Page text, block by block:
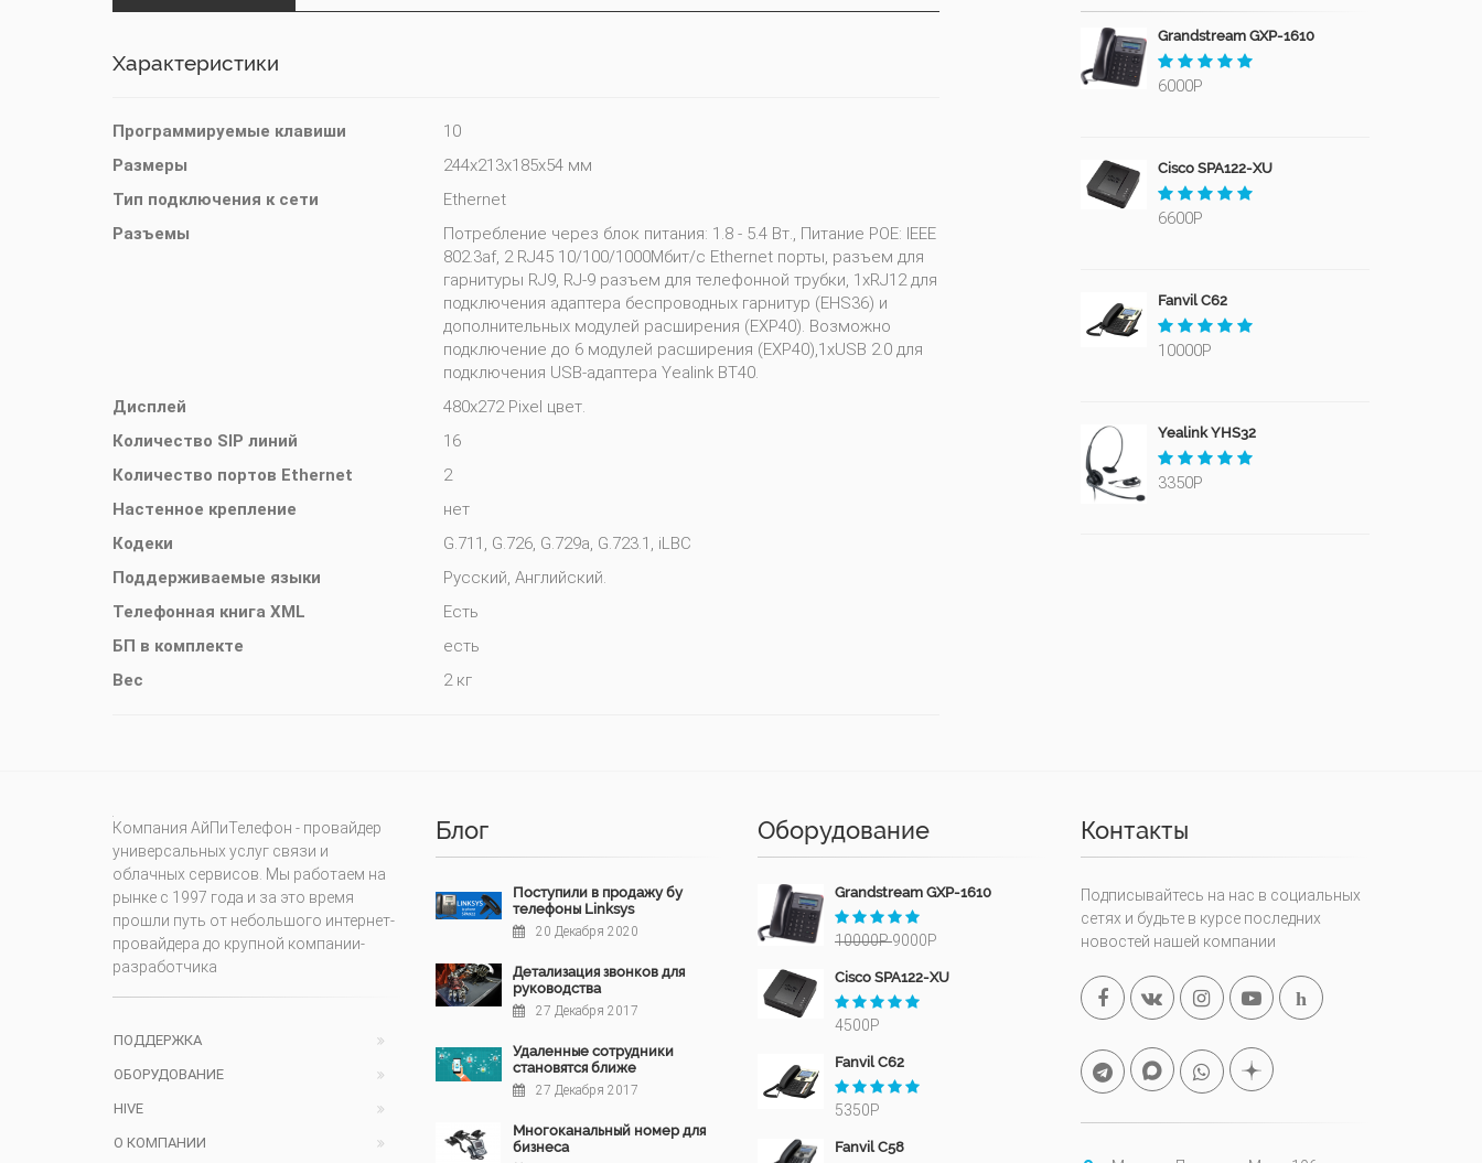
Характеристики
Программируемые клавиши
10
Размеры
244х213х185х54 мм
Тип подключения к сети
Ethernet
Разъемы
Потребление через блок питания: 1.8 - 5.4 Вт., Питание POE: IEEE
802.3af, 2 RJ45 10/100/1000Мбит/с Ethernet порты, разъем для
гарнитуры RJ9, RJ-9 разъем для телефонной трубки, 1xRJ12 для
подключения адаптера беспроводных гарнитур (EHS36) и
дополнительных модулей расширения (EXP40). Возможно
подключение до 6 модулей расширения (EXP40),1xUSB 2.0 для
подключения USB-адаптера Yealink BT40.
Дисплей
480x272 Pixel цвет.
Количество SIP линий
16
Количество портов Ethernet
2
Настенное крепление
нет
Кодеки
G.711, G.726, G.729a, G.723.1, iLBC
Поддерживаемые языки
Русский, Английский.
Телефонная книга XML
Есть
БП в комплекте
есть
Вес
2 кг
Grandstream GXP-1610
6000Р
Cisco SPA122-XU
6600Р
Fanvil C62
10000Р
Yealink YHS32
3350Р
Компания АйПиТелефон - провайдер
универсальных услуг связи и
облачных сервисов. Мы работаем на
рынке с 1997 года и за это время
прошли путь от небольшого интернет-
провайдера до крупной компании-
разработчика
ПОДДЕРЖКА
ОБОРУДОВАНИЕ
HIVE
О КОМПАНИИ
Блог
Поступили в продажу бу
телефоны Linksys
20 Декабря 2020
Детализация звонков для
руководства
27 Декабря 2017
Удаленные сотрудники
становятся ближе
27 Декабря 2017
Многоканальный номер для
бизнеса
Оборудование
Grandstream GXP-1610
10000Р9000Р
Cisco SPA122-XU
4500Р
Fanvil C62
5350Р
Fanvil C58
Контакты
Подписывайтесь на нас в социальных
сетях и будьте в курсе последних
новостей нашей компании
h